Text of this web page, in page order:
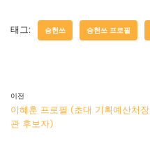
태그: 승헌쓰 승헌쓰 프로필
이전
이혜훈 프로필 (초대 기획예산처장
관 후보자)